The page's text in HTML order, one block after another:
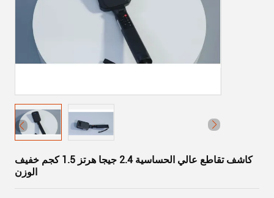
كاشف تقاطع عالي الحساسية 2.4 جيجا هرتز 1.5 كجم خفيف
الوزن